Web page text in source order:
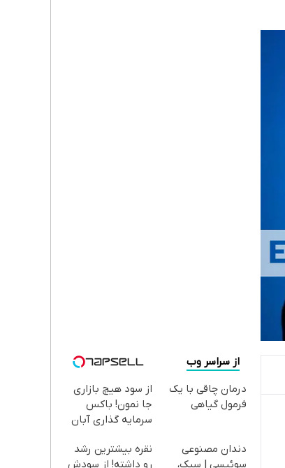
از سراسر وب
درمان چاقی با یک
فرمول گیاهی
از سود هیچ بازاری
جا نمون! باکس
سرمایه گذاری آبان
دندان مصنوعی
سوئیسی | سبک،
نقره بیشترین رشد
رو داشته! از سودش